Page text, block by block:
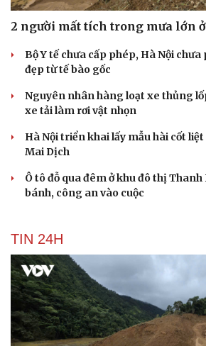
Du lịch
Tư vấn
check-in
Câu
Cửa
2 người mất tích trong mưa lớn ở
Bộ Y tế chưa cấp phép, Hà Nội
đẹp từ tế bào gốc
Nguyên nhân hàng loạt xe thủng
xe tải làm rơi vật nhọn
Hà Nội triển khai lấy mẫu hài cốt
Mai Dịch
Ô tô đỗ qua đêm ở khu đô thị
bánh, công an vào cuộc
TIN 24H